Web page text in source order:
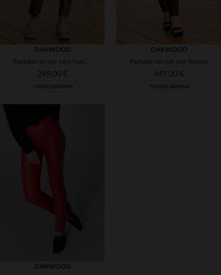
OAKWOOD
Pantalon en cuir vert foncé métallisé femme
249,00 €
TOUTES SAISONS
OAKWOOD
Pantalon en cuir noir femme
449,00 €
TOUTES SAISONS
OAKWOOD